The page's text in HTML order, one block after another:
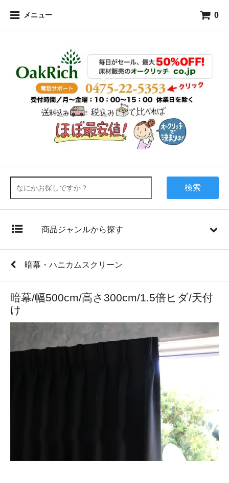
メニュー 0
検索
商品ジャンルから探す
暗幕・ハニカムスクリーン
暗幕/幅500cm/高さ300cm/1.5倍ヒダ/天付
け